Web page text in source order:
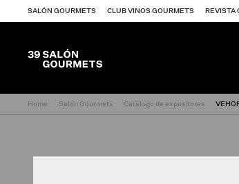
SALÓN GOURMETS CLUB VINOS GOURMETS REVISTA
Home Salón Gourmets Catálogo de expositores